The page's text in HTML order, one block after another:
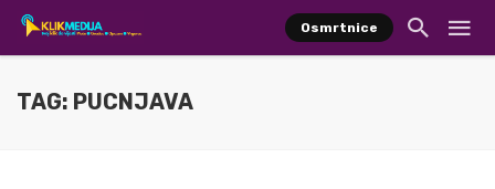
Osmrtnice
TAG: PUCNJAVA